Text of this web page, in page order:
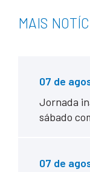
MAIS
07 de
Jornada
sábado
07 de